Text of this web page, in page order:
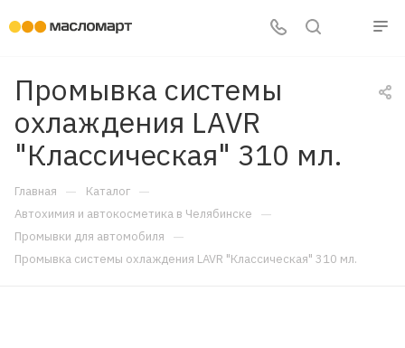
Промывка системы
охлаждения LAVR
"Классическая" 310 мл.
Главная — Каталог —
Автохимия и автокосметика в Челябинске —
Промывки для автомобиля —
Промывка системы охлаждения LAVR "Классическая" 310 мл.